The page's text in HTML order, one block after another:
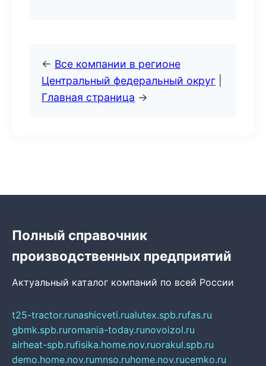
← Все компании в регионе
Центральный федеральный округ
Главная страница →
Полный справочник
производственных предприятий
Актуальный каталог компаний по всей России
t25-tractor.runashicveti.rualutex.spb.rufas.ru
gbmk.spb.ruromania-today.runovoizol.ru
airheat-spb.rufisika.home.nov.ruorakul.spb.ru
demo.home.nov.rumnso.ruhome.nov.rucemko.ru